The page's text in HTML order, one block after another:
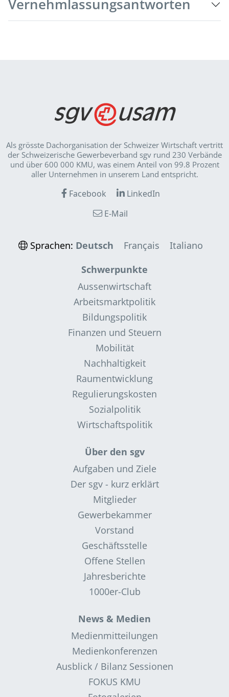
Vernehmlassungsantworten
Als grösste Dachorganisation der Schweizer Wirt­schaft vertritt
der Schweizerische Gewerbeverband sgv rund 230 Verbände
und über 600 000 KMU, was einem Anteil von 99.8 Prozent
aller Unternehmen in unserem Land entspricht.
Facebook
LinkedIn
E-Mail
Sprachen: Deutsch Français
Italiano
Schwerpunkte
Aussenwirtschaft
Arbeitsmarktpolitik
Bildungspolitik
Finanzen und Steuern
Mobilität
Nachhaltigkeit
Raumentwicklung
Regulierungskosten
Sozialpolitik
Wirtschaftspolitik
Über den sgv
Aufgaben und Ziele
Der sgv - kurz erklärt
Mitglieder
Gewerbekammer
Vorstand
Geschäftsstelle
Offene Stellen
Jahresberichte
1000er-Club
News & Medien
Medienmitteilungen
Medienkonferenzen
Ausblick / Bilanz Sessionen
FOKUS KMU